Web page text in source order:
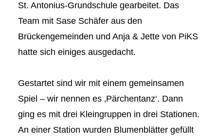
St. Antonius-Grundschule gearbeitet. Das
Team mit Sase Schäfer aus den
Brückengemeinden und Anja & Jette von PiKS
hatte sich einiges ausgedacht.⁠⁠
Gestartet sind wir mit einem gemeinsamen
Spiel – wir nennen es ‚Pärchentanz‘. Dann
ging es mit drei Kleingruppen in drei Stationen.
An einer Station wurden Blumenblätter gefüllt